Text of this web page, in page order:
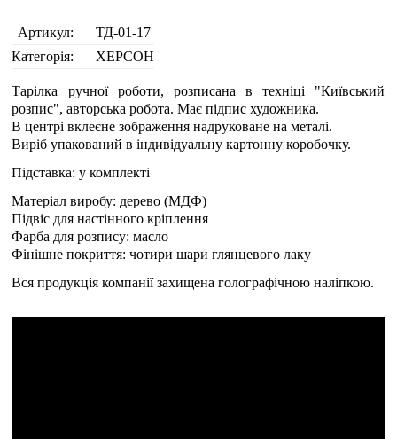
Артикул:
ТД-01-17
Категорія:
ХЕРСОН
Тарілка ручної роботи, розписана в техніці "Київський
розпис", авторська робота. Має підпис художника.
В центрі вклеєне зображення надруковане на металі.
Виріб упакований в індивідуальну картонну коробочку.
Підставка: у комплекті
Матеріал виробу: дерево (МДФ)
Підвіс для настінного кріплення
Фарба для розпису: масло
Фінішне покриття: чотири шари глянцевого лаку
Вся продукція компанії захищена голографічною наліпкою.